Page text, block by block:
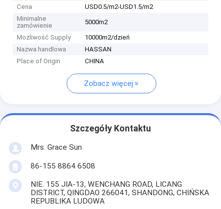
Cena
USD0.5/m2-USD1.5/m2
Minimalne
zamówienie
5000m2
Możliwość Supply
10000m2/dzień
Nazwa handlowa
HASSAN
Place of Origin
CHINA
Zobacz więcej
Szczegóły Kontaktu
Mrs. Grace Sun
86-155 8864 6508
NIE. 155 JIA-13, WENCHANG ROAD, LICANG
DISTRICT, QINGDAO 266041, SHANDONG, CHIŃSKA
REPUBLIKA LUDOWA